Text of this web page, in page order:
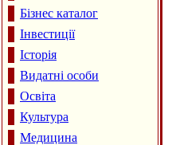
Бізнес каталог
Інвестиції
Історія
Видатні особи
Освіта
Культура
Медицина